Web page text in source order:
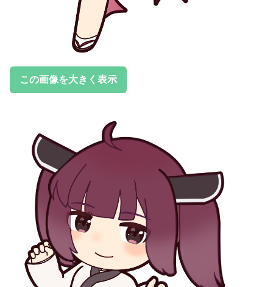
この画像を大きく表示